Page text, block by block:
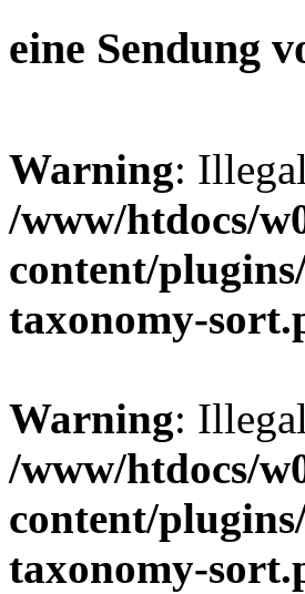
eine Sendung
Warning:
/www/htdocs/
content/
taxonomy-
Warning:
/www/htdocs/
content/
taxonomy-